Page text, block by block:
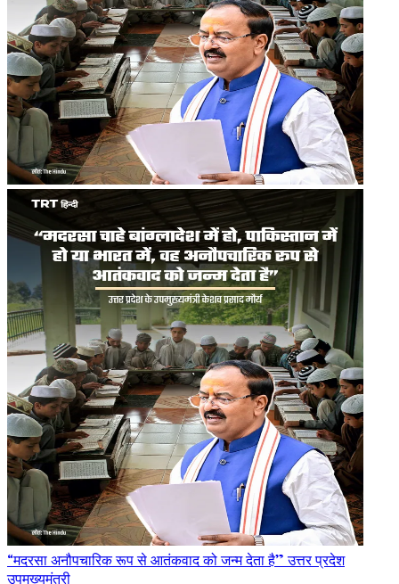
“मदरसा अनौपचारिक रूप से आतंकवाद को जन्म देता है” उत्तर प्रदेश
उपमुख्यमंत्री